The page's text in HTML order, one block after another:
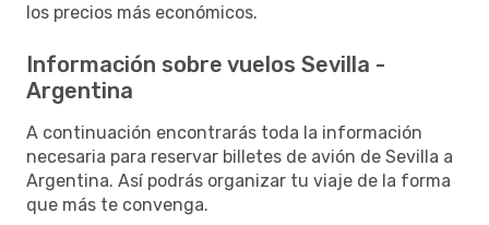
los precios más económicos.
Información sobre vuelos Sevilla -
Argentina
A continuación encontrarás toda la información
necesaria para reservar billetes de avión de Sevilla a
Argentina. Así podrás organizar tu viaje de la forma
que más te convenga.